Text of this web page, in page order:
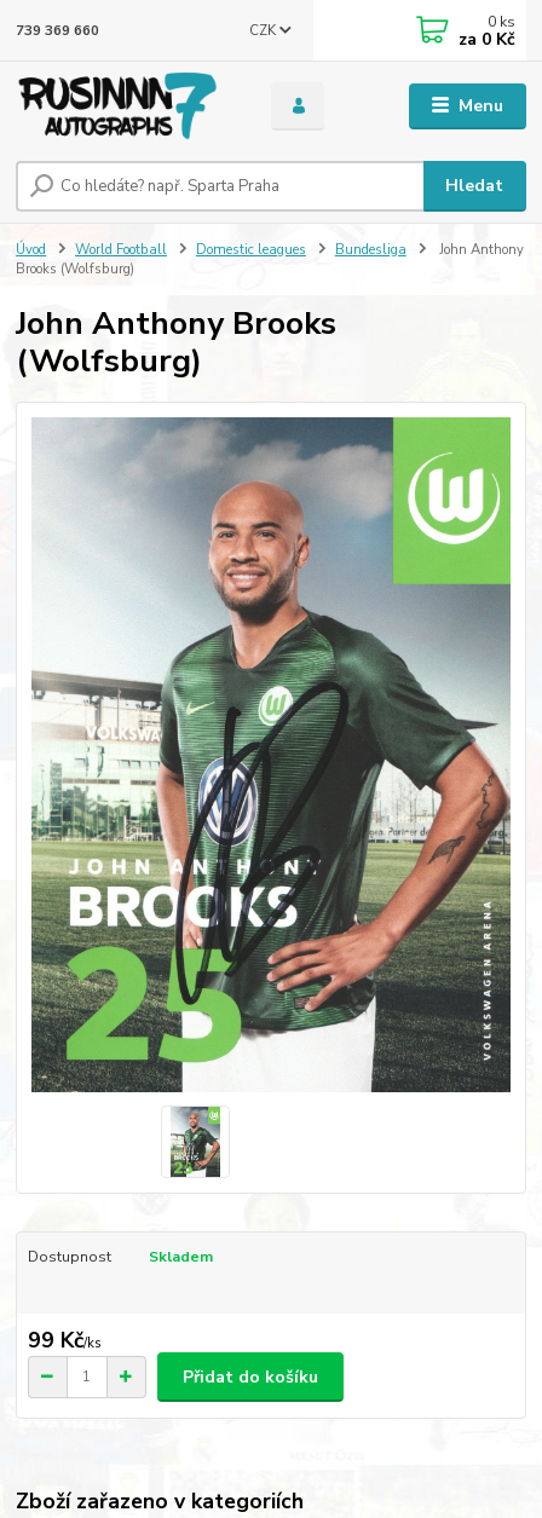
Menu
CZK
Hledat
739 369 660 0 ks
za 0 Kč
Úvod World Football Domestic leagues Bundesliga
John Anthony
Brooks (Wolfsburg)
John Anthony Brooks
(Wolfsburg)
Dostupnost Skladem
99 Kč/ks
Přidat do košíku
Zboží zařazeno v kategoriích